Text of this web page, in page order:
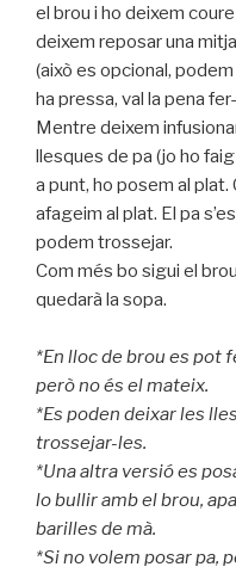
el brou i ho deixem
deixem reposar una
(això es opcional,
ha pressa, val la pena
Mentre deixem
llesques de pa (jo ho
a punt, ho posem al plat.
afageim al plat. El pa
podem trossejar.
Com més bo sigui el
quedarà la sopa.
*En lloc de brou es pot
però no és el mateix.
*Es poden deixar les
trossejar-les.
*Una altra versió es
lo bullir amb el brou,
barilles de mà.
*Si no volem posar pa,